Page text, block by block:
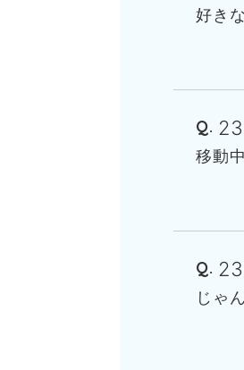
好き
移動
じゃ